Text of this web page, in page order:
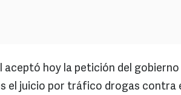
aceptó hoy la petición del
el juicio por tráfico drogas contra